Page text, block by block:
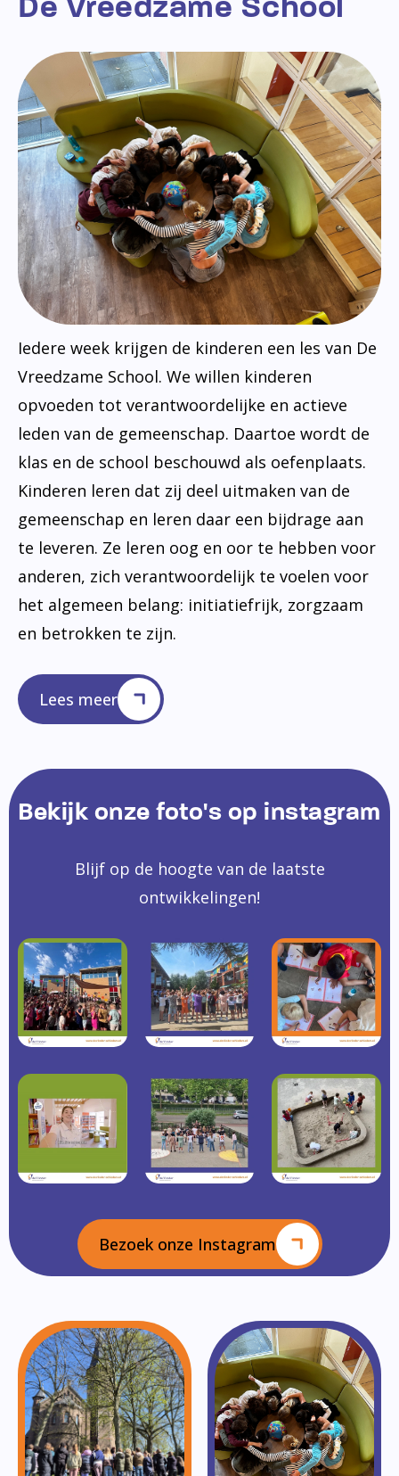
Iedere week krijgen de kinderen een les van De
Vreedzame School. We willen kinderen
opvoeden tot verantwoordelijke en actieve
leden van de gemeenschap. Daartoe wordt de
klas en de school beschouwd als oefenplaats.
Kinderen leren dat zij deel uitmaken van de
gemeenschap en leren daar een bijdrage aan
te leveren. Ze leren oog en oor te hebben voor
anderen, zich verantwoordelijk te voelen voor
het algemeen belang: initiatiefrijk, zorgzaam
en betrokken te zijn.
Lees meer
Bekijk onze foto's op instagram
Blijf op de hoogte van de laatste
ontwikkelingen!
Bezoek onze Instagram